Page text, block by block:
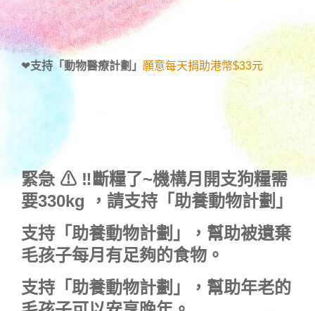
❤支持「動物醫療計劃」 願意每天捐助港幣$33元
緊急 ⚠ ‼斷糧了~機構月開支狗糧需
要330kg ， 請支持「助養動物計劃」
支持 「助養動物計劃」
，幫助被遺棄
毛孩子每月有足夠的食物。
支持 「助養動物計劃」
，幫助年老的